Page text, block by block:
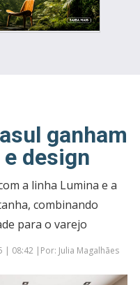
ganham
design
a linha Lumina e a
combinando
para o varejo
08:42 |Por: Julia Magalhães